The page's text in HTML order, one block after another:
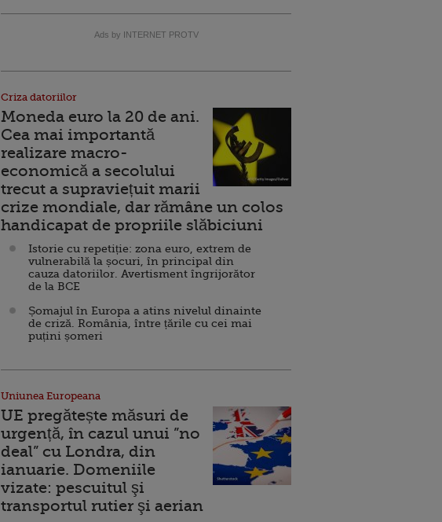
Ads by INTERNET PROTV
Criza datoriilor
Moneda euro la 20 de ani.
Cea mai importantă
realizare macro-
economică a secolului
trecut a supraviețuit marii
crize mondiale, dar rămâne un colos
handicapat de propriile slăbiciuni
Istorie cu repetiție: zona euro, extrem de
vulnerabilă la șocuri, în principal din
cauza datoriilor. Avertisment îngrijorător
de la BCE
Șomajul în Europa a atins nivelul dinainte
de criză. România, între țările cu cei mai
puțini șomeri
Uniunea Europeana
UE pregătește măsuri de
urgență, în cazul unui ”no
deal” cu Londra, din
ianuarie. Domeniile
vizate: pescuitul şi
transportul rutier şi aerian